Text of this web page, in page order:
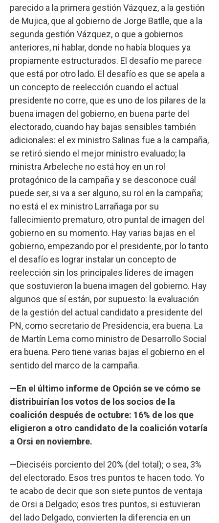
parecido a la primera gestión Vázquez, a la gestión
de Mujica, que al gobierno de Jorge Batlle, que a la
segunda gestión Vázquez, o que a gobiernos
anteriores, ni hablar, donde no había bloques ya
propiamente estructurados. El desafío me parece
que está por otro lado. El desafío es que se apela a
un concepto de reelección cuando el actual
presidente no corre, que es uno de los pilares de la
buena imagen del gobierno, en buena parte del
electorado, cuando hay bajas sensibles también
adicionales: el ex ministro Salinas fue a la campaña,
se retiró siendo el mejor ministro evaluado; la
ministra Arbeleche no está hoy en un rol
protagónico de la campaña y se desconoce cuál
puede ser, si va a ser alguno, su rol en la campaña;
no está el ex ministro Larrañaga por su
fallecimiento prematuro, otro puntal de imagen del
gobierno en su momento. Hay varias bajas en el
gobierno, empezando por el presidente, por lo tanto
el desafío es lograr instalar un concepto de
reelección sin los principales líderes de imagen
que sostuvieron la buena imagen del gobierno. Hay
algunos que sí están, por supuesto: la evaluación
de la gestión del actual candidato a presidente del
PN, como secretario de Presidencia, era buena. La
de Martín Lema como ministro de Desarrollo Social
era buena. Pero tiene varias bajas el gobierno en el
sentido del marco de la campaña.
—En el último informe de Opción se ve cómo se
distribuirían los votos de los socios de la
coalición después de octubre: 16% de los que
eligieron a otro candidato de la coalición votaría
a Orsi en noviembre.
—Dieciséis porciento del 20% (del total); o sea, 3%
del electorado. Esos tres puntos te hacen todo. Yo
te acabo de decir que son siete puntos de ventaja
de Orsi a Delgado; esos tres puntos, si estuvieran
del lado Delgado, convierten la diferencia en un